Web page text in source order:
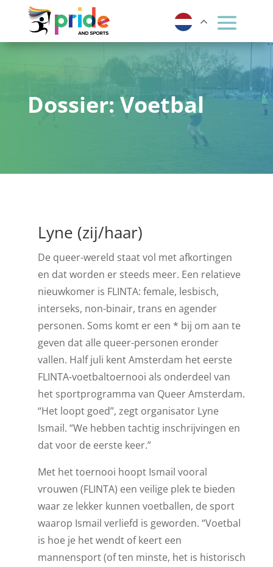
Dossier: Voetbal
Lyne (zij/haar)
De queer-wereld staat vol met afkortingen
en dat worden er steeds meer. Een relatieve
nieuwkomer is FLINTA: female, lesbisch,
interseks, non-binair, trans en agender
personen. Soms komt er een * bij om aan te
geven dat alle queer-personen eronder
vallen. Half juli kent Amsterdam het eerste
FLINTA-voetbaltoernooi als onderdeel van
het sportprogramma van Queer Amsterdam.
“Het loopt goed”, zegt organisator Lyne
Ismail. “We hebben tachtig inschrijvingen en
dat voor de eerste keer.”
Met het toernooi hoopt Ismail vooral
vrouwen (FLINTA) een veilige plek te bieden
waar ze lekker kunnen voetballen, de sport
waarop Ismail verliefd is geworden. “Voetbal
is hoe je het wendt of keert een
mannensport (of ten minste, het is historisch